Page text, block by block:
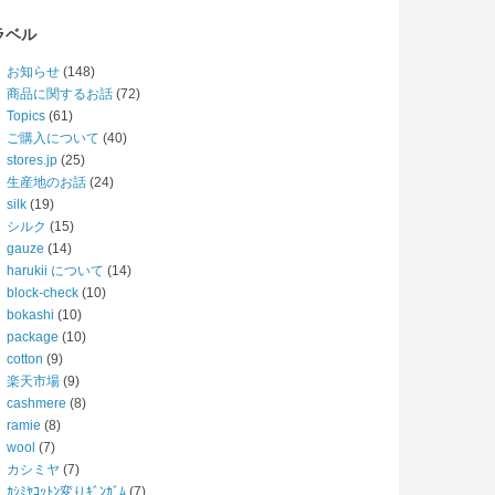
ベル
お知らせ (148)
商品に関するお話 (72)
Topics (61)
ご購入について (40)
stores.jp (25)
生産地のお話 (24)
silk (19)
シルク (15)
gauze (14)
harukii について (14)
block-check (10)
bokashi (10)
package (10)
cotton (9)
楽天市場 (9)
cashmere (8)
ramie (8)
wool (7)
カシミヤ (7)